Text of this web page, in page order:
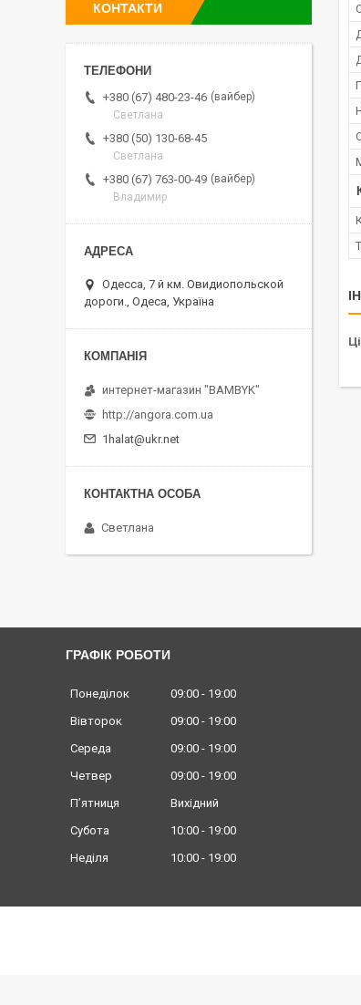
КОНТАКТИ
+380 (67) 480-23-46
вайбер
Светлана
+380 (50) 130-68-45
Светлана
+380 (67) 763-00-49
вайбер
Владимир
Одесса, 7 й км. Овидиопольской
дороги., Одеса, Україна
интернет-магазин "BAMBYK"
http://angora.com.ua
1halat@ukr.net
Светлана
ГРАФІК РОБОТИ
Понеділок 09:00
19:00
Вівторок
09:00
19:00
Середа
09:00
19:00
Четвер
09:00
19:00
Пʼятниця
Вихідний
Субота
10:00
19:00
Неділя
10:00 19:00